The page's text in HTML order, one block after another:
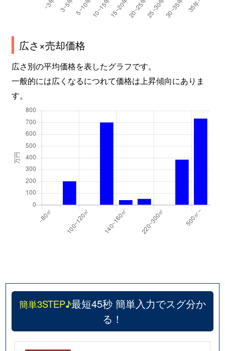
広さ×売却価格
広さ別の平均価格を表したグラフです。
一般的には広くなるにつれて価格は上昇傾向にありま
す。
簡単3STEP♪最短45秒 簡単入力でスグ分か
る！